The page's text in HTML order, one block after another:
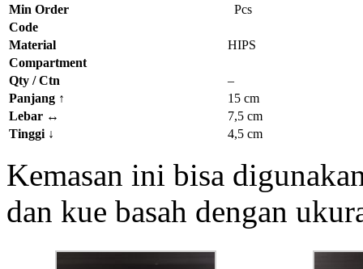
Min Order
Pcs
Code
Material
HIPS
Compartment
Qty / Ctn
–
Panjang ↑
15 cm
Lebar ↔
7,5 cm
Tinggi ↓ 4,5 cm
Kemasan ini bisa
dan kue basah dengan